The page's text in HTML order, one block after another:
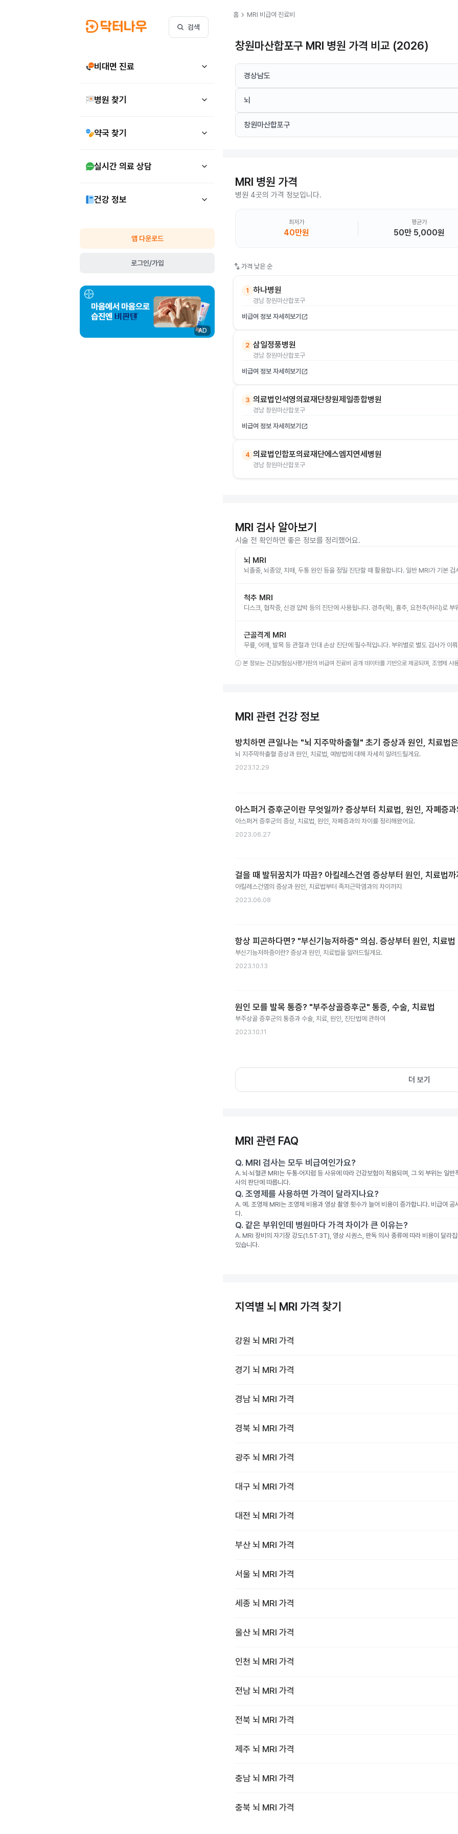
검색
비대면 진료
병원 찾기
약국 찾기
실시간 의료 상담
건강 정보
앱 다운로드
로그인/가입
AD
홈 chevron_right MRI 비급여 진료비
창원마산합포구 MRI 병원 가격 비교 (2026)
경상남도
뇌
창원마산합포구
MRI 병원 가격
병원 4곳의 가격 정보입니다.
최저가
40만원
평균가
50만 5,000원
swap_vert 가격 낮은 순
1 하나병원
경남 창원마산합포구
비급여 정보 자세히보기 open_in_new
2 삼일정풍병원
경남 창원마산합포구
비급여 정보 자세히보기 open_in_new
3 의료법인석영의료재단창원제일종합병원
경남 창원마산합포구
비급여 정보 자세히보기 open_in_new
4 의료법인합포의료재단에스엠지연세병원
경남 창원마산합포구
MRI 검사 알아보기
시술 전 확인하면 좋은 정보를 정리했어요.
뇌 MRI
뇌졸중, 뇌종양, 치매, 두통 원인 등을 정밀 진단할 때 활용합니다. 일반 MRI가 기본 검
척추 MRI
디스크, 협착증, 신경 압박 등의 진단에 사용됩니다. 경추(목), 흉추, 요천추(허리)로 부
근골격계 MRI
무릎, 어깨, 발목 등 관절과 인대 손상 진단에 필수적입니다. 부위별로 별도 검사가 이
ⓘ 본 정보는 건강보험심사평가원의 비급여 진료비 공개 데이터를 기반으로 제공되며, 조영제
MRI 관련 건강 정보
방치하면 큰일나는 "뇌 지주막하출혈" 초기 증상과 원인, 치료법
뇌 지주막하출혈 증상과 원인, 치료법, 예방법에 대해 자세히 알려드릴게요.
2023.12.29
아스퍼거 증후군이란 무엇일까? 증상부터 치료법, 원인, 자폐증과
아스퍼거 증후군의 증상, 치료법, 원인, 자폐증과의 차이를 정리해왔어요.
2023.06.27
걸을 때 발뒤꿈치가 따끔? 아킬레스건염 증상부터 원인, 치료법까
아킬레스건염의 증상과 원인, 치료법부터 족저근막염과의 차이까지
2023.06.08
항상 피곤하다면? "부신기능저하증" 의심. 증상부터 원인, 치료법
부신기능저하증이란? 증상과 원인, 치료법을 알려드릴게요.
2023.10.13
원인 모를 발목 통증? "부주상골증후군" 통증, 수술, 치료법
부주상골 증후군의 통증과 수술, 치료, 원인, 진단법에 관하여
2023.10.11
더 보기
MRI 관련 FAQ
Q. MRI 검사는 모두 비급여인가요?
A. 뇌·뇌혈관 MRI는 두통·어지럼 등 사유에 따라 건강보험이 적용되며, 그 외 부위는 일
사의 판단에 따릅니다.
Q. 조영제를 사용하면 가격이 달라지나요?
A. 예. 조영제 MRI는 조영제 비용과 영상 촬영 횟수가 늘어 비용이 증가합니다. 비급여
다.
Q. 같은 부위인데 병원마다 가격 차이가 큰 이유는?
A. MRI 장비의 자기장 강도(1.5T·3T), 영상 시퀀스, 판독 의사 종류에 따라 비용이 달라
있습니다.
지역별 뇌 MRI 가격 찾기
강원 뇌 MRI 가격
경기 뇌 MRI 가격
경남 뇌 MRI 가격
경북 뇌 MRI 가격
광주 뇌 MRI 가격
대구 뇌 MRI 가격
대전 뇌 MRI 가격
부산 뇌 MRI 가격
서울 뇌 MRI 가격
세종 뇌 MRI 가격
울산 뇌 MRI 가격
인천 뇌 MRI 가격
전남 뇌 MRI 가격
전북 뇌 MRI 가격
제주 뇌 MRI 가격
충남 뇌 MRI 가격
충북 뇌 MRI 가격